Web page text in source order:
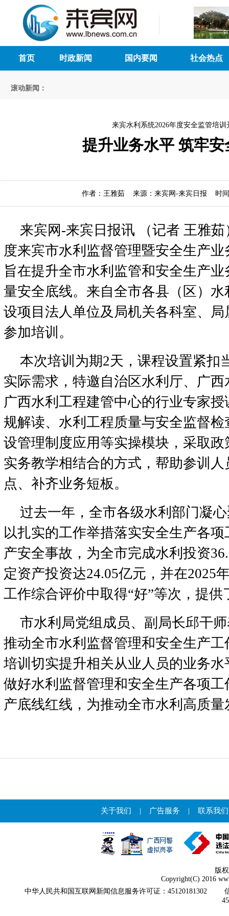
首页 时政新闻 国内要闻 社会热点
滚动新闻：
来宾水利系统2026年度安全监管培训
提升业务水平 筑牢安
作者：王雅茹 来源：来宾网-来宾日报 时间
来宾网-来宾日报讯 （记者 王雅茹
度来宾市水利监督管理暨安全生产
旨在提升全市水利监管和安全生产
量安全底线。来自全市各县（区）
设项目法人单位及局机关各科室、
参加培训。
本次培训为期2天，课程设置紧扣
实际需求，特邀自治区水利厅、广
广西水利工程建管中心的行业专家
规解读、水利工程质量与安全监督
设管理制度应用等实操模块，采取
实务教学相结合的方式，帮助参训
点、补齐业务短板。
过去一年，全市各级水利部门凝
以扎实的工作举措落实安全生产各
产安全事故，为全市完成水利投资
定资产投资达24.05亿元，并在2025
工作综合评价中取得“好”等次，提
市水利局党组成员、副局长邱干
推动全市水利监督管理和安全生产
培训切实提升相关从业人员的业务
做好水利监督管理和安全生产各项
产底线红线，为推动全市水利高质
关于我们 | 广告服务 | 联系我们
版
Copyright(C) 2016
中华人民共和国互联网新闻信息服务许可证：45120181302